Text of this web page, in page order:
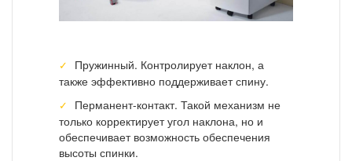
Пружинный. Контролирует наклон, а
также эффективно поддерживает спину.
Перманент-контакт. Такой механизм не
только корректирует угол наклона, но и
обеспечивает возможность обеспечения
высоты спинки.